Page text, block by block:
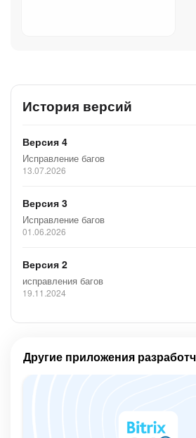
История версий
Версия 4
Исправление багов
13.07.2026
Версия 3
Исправление багов
01.06.2026
Версия 2
исправления багов
19.11.2024
Другие приложения